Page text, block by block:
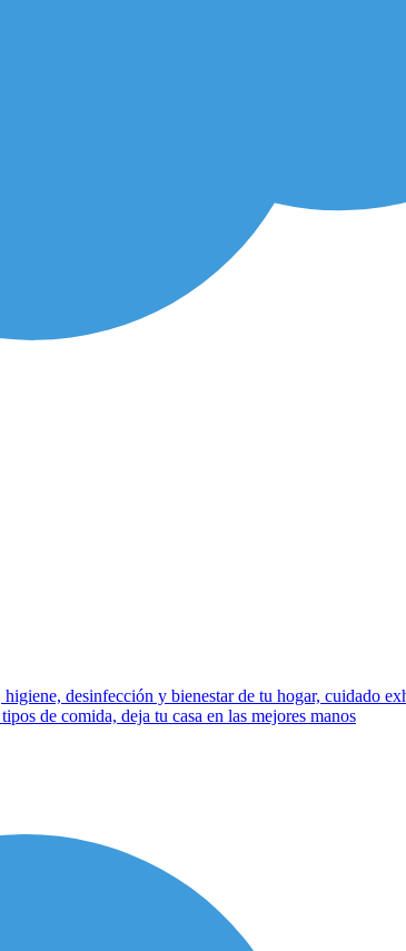
desinfección y bienestar de tu hogar, cuidado
de comida, deja tu casa en las mejores manos